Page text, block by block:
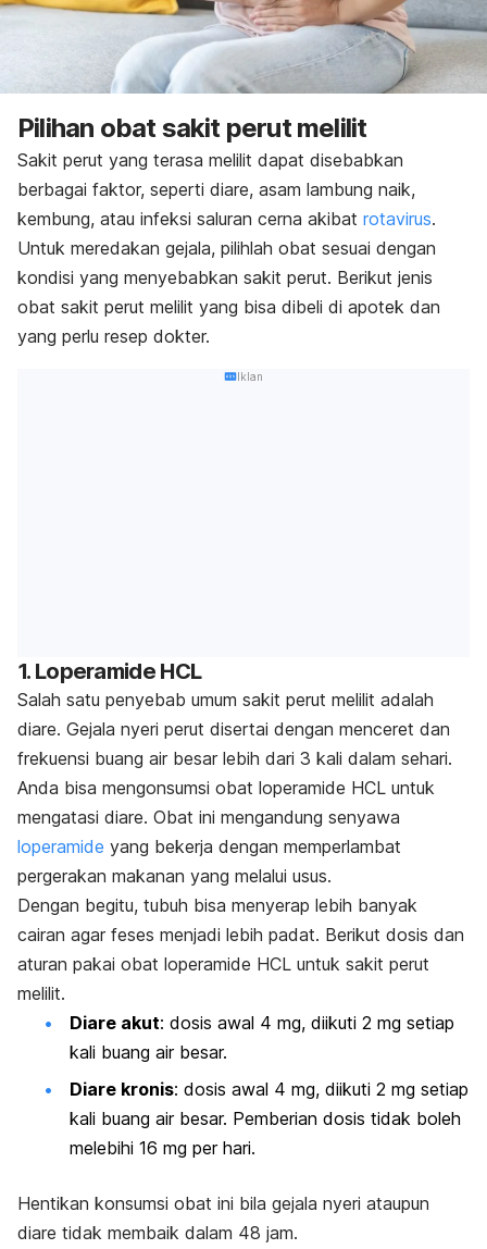
Pilihan obat sakit perut melilit
Sakit perut yang terasa melilit dapat disebabkan
berbagai faktor, seperti diare, asam lambung naik,
kembung, atau infeksi saluran cerna akibat rotavirus.
Untuk meredakan gejala, pilihlah obat sesuai dengan
kondisi yang menyebabkan sakit perut. Berikut jenis
obat sakit perut melilit yang bisa dibeli di apotek dan
yang perlu resep dokter.
Iklan
1. Loperamide HCL
Salah satu penyebab umum sakit perut melilit adalah
diare. Gejala nyeri perut disertai dengan menceret dan
frekuensi buang air besar lebih dari 3 kali dalam sehari.
Anda bisa mengonsumsi obat loperamide HCL untuk
mengatasi diare. Obat ini mengandung senyawa
loperamide yang bekerja dengan memperlambat
pergerakan makanan yang melalui usus.
Dengan begitu, tubuh bisa menyerap lebih banyak
cairan agar feses menjadi lebih padat. Berikut dosis dan
aturan pakai obat loperamide HCL untuk sakit perut
melilit.
Diare akut: dosis awal 4 mg, diikuti 2 mg setiap
kali buang air besar.
Diare kronis: dosis awal 4 mg, diikuti 2 mg setiap
kali buang air besar. Pemberian dosis tidak boleh
melebihi 16 mg per hari.
Hentikan konsumsi obat ini bila gejala nyeri ataupun
diare tidak membaik dalam 48 jam.